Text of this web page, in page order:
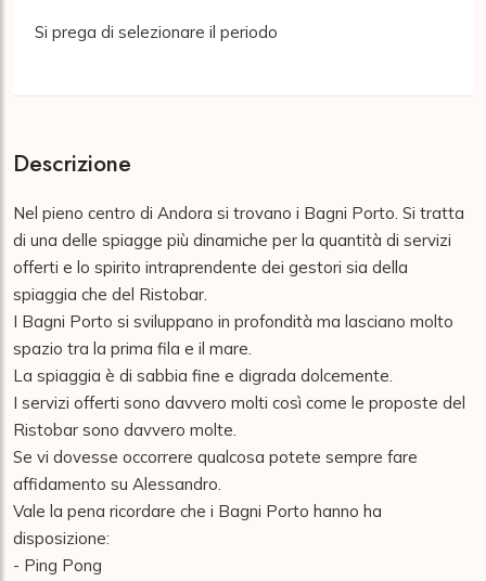
Si prega di selezionare il periodo
Descrizione
Nel pieno centro di Andora si trovano i Bagni Porto. Si tratta
di una delle spiagge più dinamiche per la quantità di servizi
offerti e lo spirito intraprendente dei gestori sia della
spiaggia che del Ristobar.
I Bagni Porto si sviluppano in profondità ma lasciano molto
spazio tra la prima fila e il mare.
La spiaggia è di sabbia fine e digrada dolcemente.
I servizi offerti sono davvero molti così come le proposte del
Ristobar sono davvero molte.
Se vi dovesse occorrere qualcosa potete sempre fare
affidamento su Alessandro.
Vale la pena ricordare che i Bagni Porto hanno ha
disposizione:
- Ping Pong